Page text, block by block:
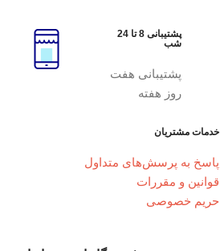
پشتیبانی 8 تا 24
شب
پشتیبانی هفت
روز هفته
خدمات مشتریان
پاسخ به پرسش‌های متداول
قوانین و مقررات
حریم خصوصی